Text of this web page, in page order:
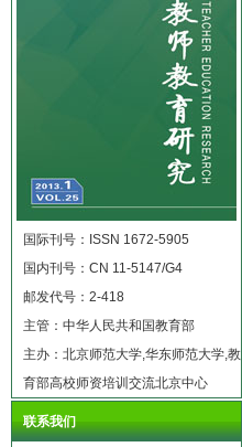
国际刊号：ISSN 1672-5905
国内刊号：CN 11-5147/G4
邮发代号：2-418
主管：中华人民共和国教育部
主办：北京师范大学,华东师范大学,教
育部高校师资培训交流北京中心
联系我们